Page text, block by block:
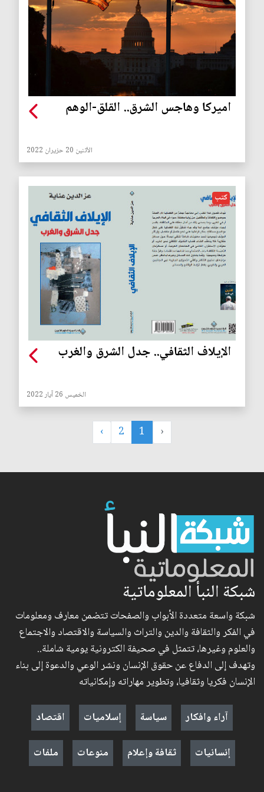
اميركا وهاجس الشرق.. القلق-الوهم
الأثنين 20 حزيران 2022
كتب
الإيلاف الثقافي.. جدل الشرق والغرب
الخميس 26 آيار 2022
‹
1
2
›
شبكة النبأ المعلوماتية
شبكة واسعة متعددة الأبواب والصفحات تتضمن معارف ومعلومات
في الفكر والثقافة والدين والتراث والسياسة والاقتصاد والاجتماع
والعلوم وغيرها، تتمثل في صحيفة الكترونية يومية شاملة..
وتهدف إلى الدفاع عن حقوق الإنسان ونشر الوعي والدعوة إلى بناء
الإنسان فكريا وثقافيا، وتطوير مهاراته وإمكانياته
آراء وافكار
سياسة إسلاميات
اقتصاد
إنسانيات
ثقافة وإعلام منوعات ملفات